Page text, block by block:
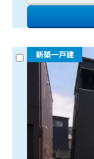
新築一戸建